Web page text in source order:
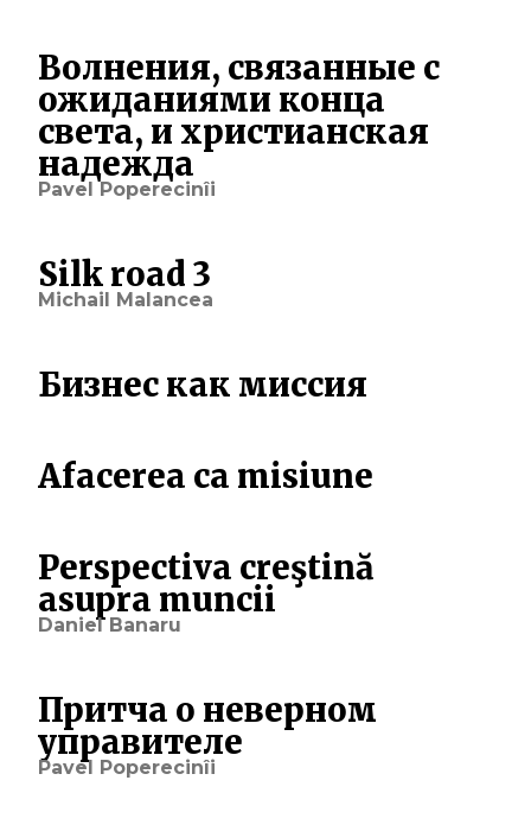
Волнения, связанные с
ожиданиями конца
света, и христианская
надежда
Pavel Poperecinîi
Silk road 3
Michail Malancea
Бизнес как миссия
Afacerea ca misiune
Perspectiva creştină
asupra muncii
Daniel Banaru
Притча о неверном
управителе
Pavel Poperecinîi